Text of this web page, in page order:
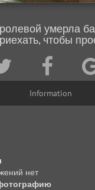
умерла
чтобы
Information
нет